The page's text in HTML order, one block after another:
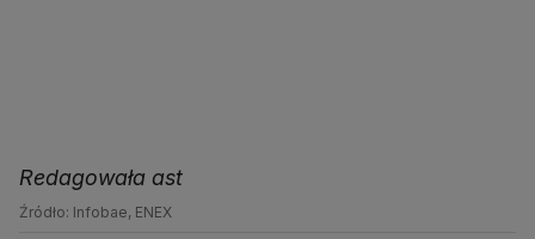
Redagowała ast
Źródło: Infobae, ENEX